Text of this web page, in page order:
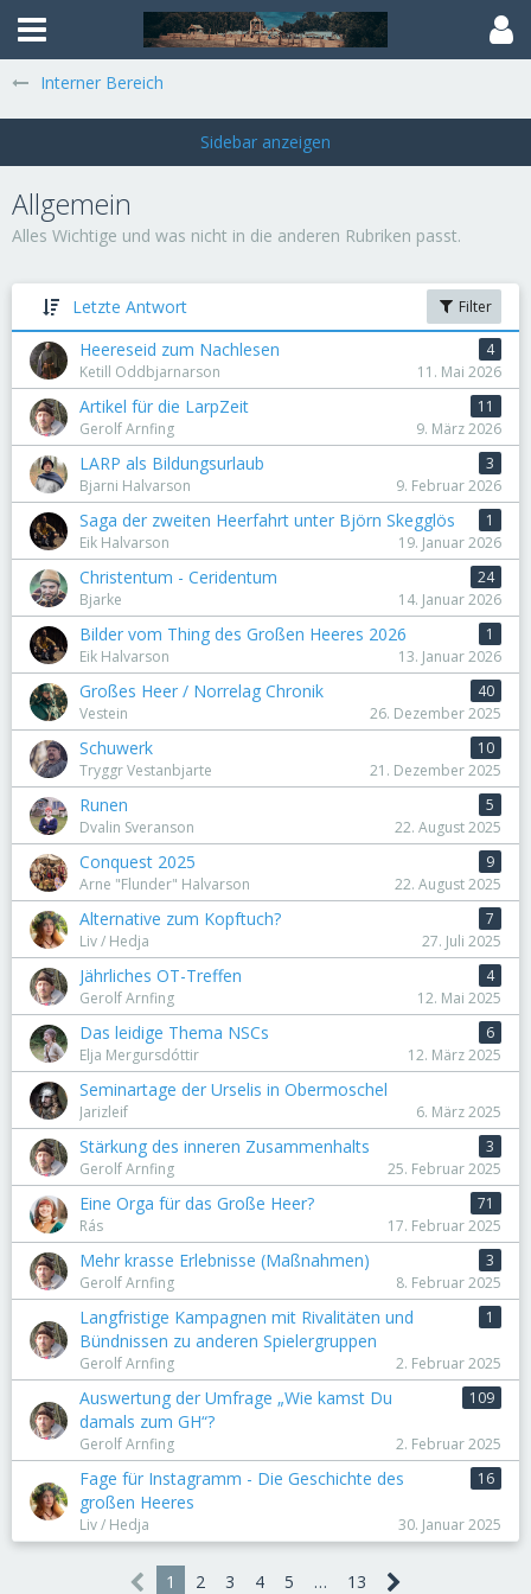
Interner Bereich
Allgemein
Alles Wichtige und was nicht in die anderen Rubriken passt.
Letzte Antwort Filter
Heereseid zum Nachlesen
4
Ketill Oddbjarnarson
11. Mai 2026
Artikel für die LarpZeit
11
Gerolf Arnfing
9. März 2026
LARP als Bildungsurlaub
3
Bjarni Halvarson
9. Februar 2026
Saga der zweiten Heerfahrt unter Björn Skegglös
1
Eik Halvarson
19. Januar 2026
Christentum - Ceridentum
24
Bjarke
14. Januar 2026
Bilder vom Thing des Großen Heeres 2026
1
Eik Halvarson
13. Januar 2026
Großes Heer / Norrelag Chronik
40
Vestein
26. Dezember 2025
Schuwerk
10
Tryggr Vestanbjarte
21. Dezember 2025
Runen
5
Dvalin Sveranson
22. August 2025
Conquest 2025
9
Arne "Flunder" Halvarson
22. August 2025
Alternative zum Kopftuch?
7
Liv / Hedja
27. Juli 2025
Jährliches OT-Treffen
4
Gerolf Arnfing
12. Mai 2025
Das leidige Thema NSCs
6
Elja Mergursdóttir
12. März 2025
Seminartage der Urselis in Obermoschel
Jarizleif 6. März 2025
Stärkung des inneren Zusammenhalts
3
Gerolf Arnfing
25. Februar 2025
Eine Orga für das Große Heer?
71
Rás
17. Februar 2025
Mehr krasse Erlebnisse (Maßnahmen)
3
Gerolf Arnfing
8. Februar 2025
Langfristige Kampagnen mit Rivalitäten und
Bündnissen zu anderen Spielergruppen
1
Gerolf Arnfing 2. Februar 2025
Auswertung der Umfrage „Wie kamst Du
damals zum GH“?
109
Gerolf Arnfing 2. Februar 2025
Fage für Instagramm - Die Geschichte des
großen Heeres
16
Liv / Hedja 30. Januar 2025
1 2 3 4 5 … 13